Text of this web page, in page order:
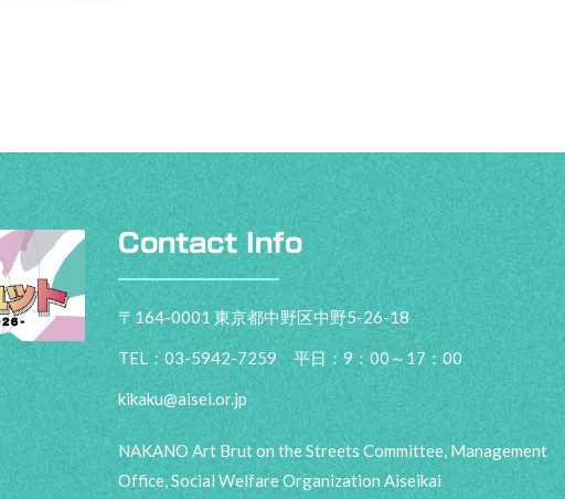
Contact Info
〒164-0001 東京都中野区中野5-26-18
TEL：03-5942-7259 平日：9：00～17：00
kikaku@aisei.or.jp
NAKANO Art Brut on the Streets Committee, Management
Office, Social Welfare Organization Aiseikai